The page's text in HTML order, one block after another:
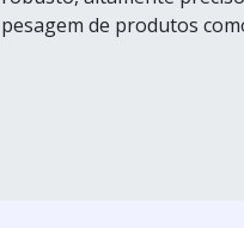
pesagem de produtos